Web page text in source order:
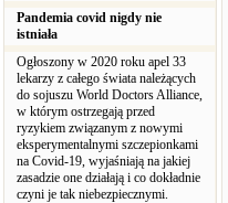
Pandemia covid nigdy nie
istniała
Ogłoszony w 2020 roku apel 33
lekarzy z całego świata należących
do sojuszu World Doctors Alliance,
w którym ostrzegają przed
ryzykiem związanym z nowymi
eksperymentalnymi szczepionkami
na Covid-19, wyjaśniają na jakiej
zasadzie one działają i co dokładnie
czyni je tak niebezpiecznymi.